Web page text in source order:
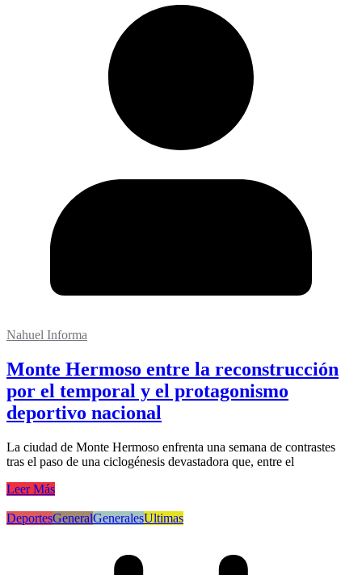
Nahuel Informa
Monte Hermoso entre la reconstrucción
por el temporal y el protagonismo
deportivo nacional
La ciudad de Monte Hermoso enfrenta una semana de contrastes
tras el paso de una ciclogénesis devastadora que, entre el
Leer Más
DeportesGeneralGeneralesUltimas